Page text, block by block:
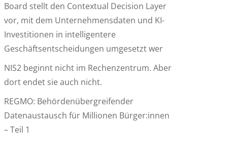
Board stellt den Contextual Decision Layer
vor, mit dem Unternehmensdaten und KI-
Investitionen in intelligentere
Geschäftsentscheidungen umgesetzt wer
NIS2 beginnt nicht im Rechenzentrum. Aber
dort endet sie auch nicht.
REGMO: Behördenübergreifender
Datenaustausch für Millionen Bürger:innen
– Teil 1